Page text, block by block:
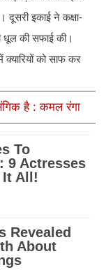
इकाई ने कक्षा-
धूल की सफाई की।
को साफ कर
है : कमल रंगा